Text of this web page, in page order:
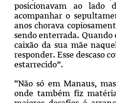
posicionavam ao lado
acompanhar o
anos chorava
sendo enterrada.
caixão da sua mãe
responder. Esse descaso
estarrecido”.
“Não só em Manaus,
onde também fiz